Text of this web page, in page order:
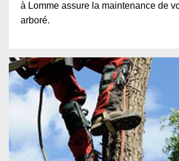
à Lomme assure la maintenance de
arboré.